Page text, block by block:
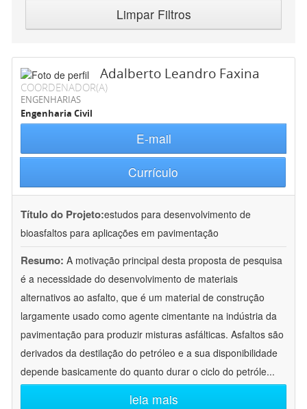
Limpar Filtros
Adalberto Leandro Faxina
COORDENADOR(A)
ENGENHARIAS
Engenharia Civil
E-mail
Currículo
Título do Projeto:estudos para desenvolvimento de
bioasfaltos para aplicações em pavimentação
Resumo: A motivação principal desta proposta de pesquisa
é a necessidade do desenvolvimento de materiais
alternativos ao asfalto, que é um material de construção
largamente usado como agente cimentante na indústria da
pavimentação para produzir misturas asfálticas. Asfaltos são
derivados da destilação do petróleo e a sua disponibilidade
depende basicamente do quanto durar o ciclo do petróle...
leia mais